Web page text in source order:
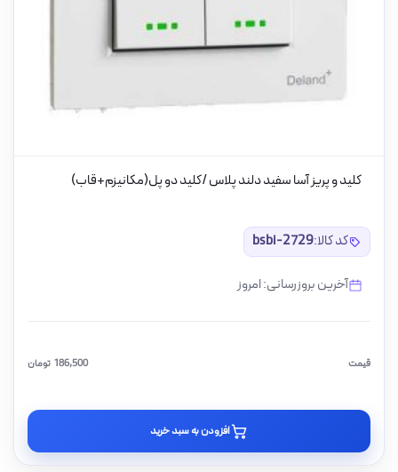
کلید و پریز آسا سفید دلند پلاس /کلید دو پل(مکانیزم+قاب)
کد کالا:bsbi-2729
آخرین بروزرسانی: امروز
قیمت تومان 186,500
افزودن به سبد خرید